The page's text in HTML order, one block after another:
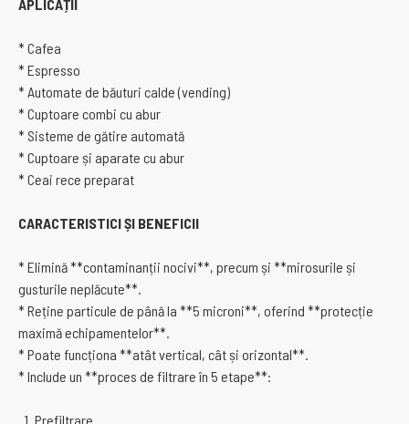
APLICAȚII
* Cafea
* Espresso
* Automate de băuturi calde (vending)
* Cuptoare combi cu abur
* Sisteme de gătire automată
* Cuptoare și aparate cu abur
* Ceai rece preparat
CARACTERISTICI ȘI BENEFICII
* Elimină **contaminanții nocivi**, precum și **mirosurile și
gusturile neplăcute**.
* Reține particule de până la **5 microni**, oferind **protecție
maximă echipamentelor**.
* Poate funcționa **atât vertical, cât și orizontal**.
* Include un **proces de filtrare în 5 etape**:
1. Prefiltrare